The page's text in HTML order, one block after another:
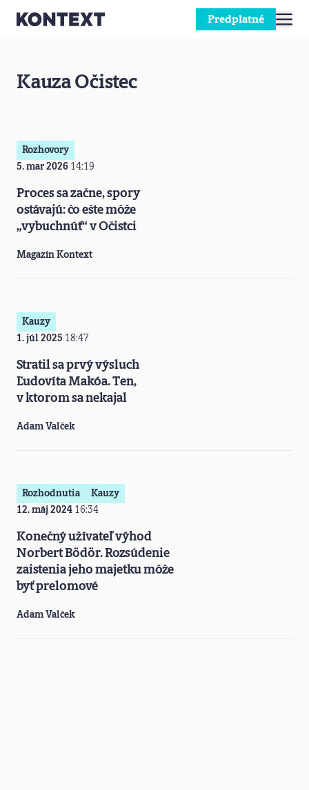
Predplatné
Kauza Očistec
Rozhovory
5. mar 2026 14:19
Proces sa začne, spory
ostávajú: čo ešte môže
„vybuchnúť“ v Očistci
Magazín Kontext
Kauzy
1. júl 2025 18:47
Stratil sa prvý výsluch
Ľudovíta Makóa. Ten,
v ktorom sa nekajal
Adam Valček
Rozhodnutia
Kauzy
12. máj 2024 16:34
Konečný užívateľ výhod
Norbert Bödör. Rozsúdenie
zaistenia jeho majetku môže
byť prelomové
Adam Valček